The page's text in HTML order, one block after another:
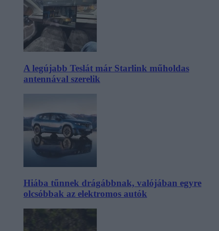
A legújabb Teslát már Starlink műholdas
antennával szerelik
Hiába tűnnek drágábbnak, valójában egyre
olcsóbbak az elektromos autók